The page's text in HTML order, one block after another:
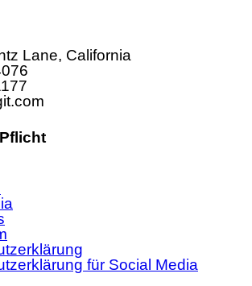
Lane, California
für Social Media